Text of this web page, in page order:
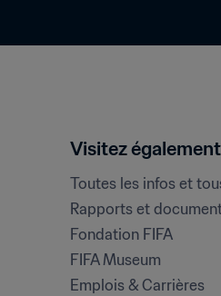
Visitez également
Toutes les infos et
Rapports et
Fondation FIFA
FIFA Museum
Emplois & Carrières